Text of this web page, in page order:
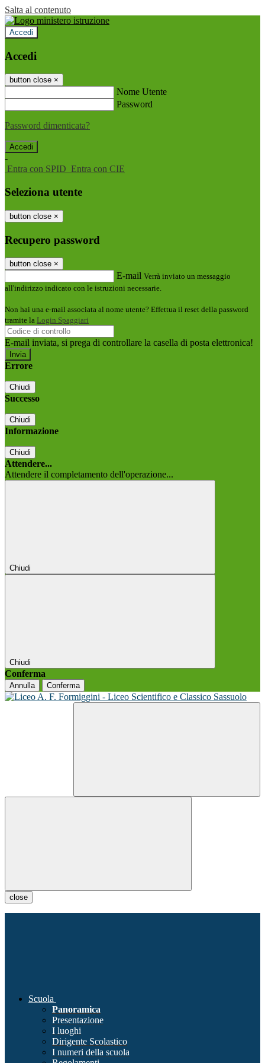
Salta al contenuto
Accedi
Accedi
button close ×
Nome Utente
Password
Password dimenticata?
-
Entra con SPID Entra con CIE
Seleziona utente
button close ×
Recupero password
button close ×
E-mail Verrà inviato un messaggio
all'indirizzo indicato con le istruzioni necessarie.
Non hai una e-mail associata al nome utente? Effettua il reset della password
tramite la Login Spaggiari
E-mail inviata, si prega di controllare la casella di posta elettronica!
Errore
Chiudi
Successo
Chiudi
Informazione
Chiudi
Attendere...
Attendere il completamento dell'operazione...
Chiudi
Chiudi
Conferma
Annulla Conferma
close
Scuola
Panoramica
Presentazione
I luoghi
Dirigente Scolastico
I numeri della scuola